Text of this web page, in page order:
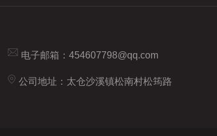
电子邮箱： 454607798@qq.com
公司地址：太仓沙溪镇松南村松筠路